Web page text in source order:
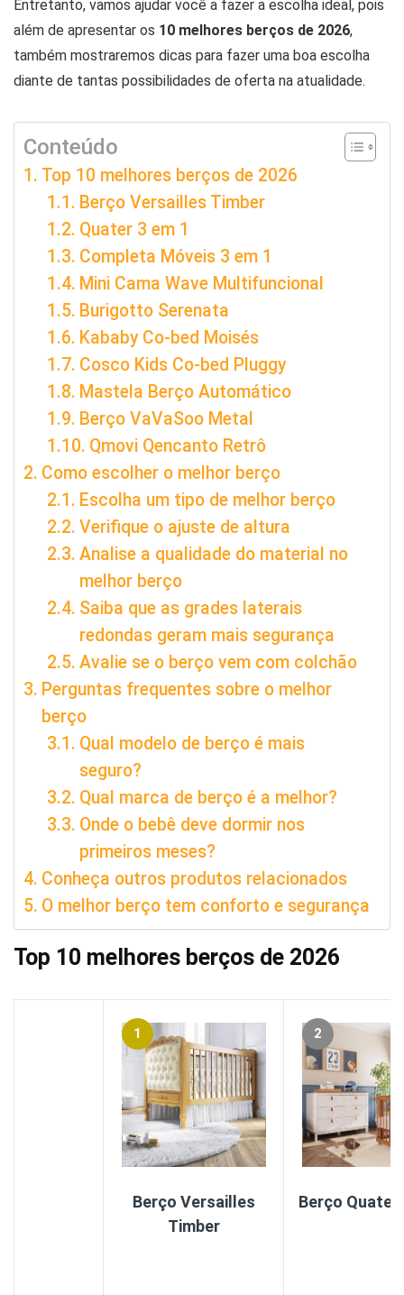
Entretanto, vamos ajudar você a fazer a escolha ideal, pois
além de apresentar os 10 melhores berços de 2026,
também mostraremos dicas para fazer uma boa escolha
diante de tantas possibilidades de oferta na atualidade.
Conteúdo
Top 10 melhores berços de 2026
Berço Versailles Timber
Quater 3 em 1
Completa Móveis 3 em 1
Mini Cama Wave Multifuncional
Burigotto Serenata
Kababy Co-bed Moisés
Cosco Kids Co-bed Pluggy
Mastela Berço Automático
Berço VaVaSoo Metal
Qmovi Qencanto Retrô
Como escolher o melhor berço
Escolha um tipo de melhor berço
Verifique o ajuste de altura
Analise a qualidade do material no
melhor berço
Saiba que as grades laterais
redondas geram mais segurança
Avalie se o berço vem com colchão
Perguntas frequentes sobre o melhor
berço
Qual modelo de berço é mais
seguro?
Qual marca de berço é a melhor?
Onde o bebê deve dormir nos
primeiros meses?
Conheça outros produtos relacionados
O melhor berço tem conforto e segurança
Top 10 melhores berços de 2026
1
Berço Versailles
Timber
2
Berço Quater